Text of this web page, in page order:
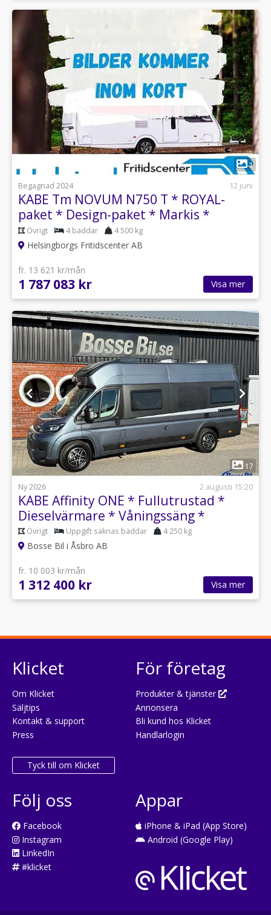
1
Begagnad 2024
12 juni
KABE Tm NOVUM N750 T * ROYAL-
paket * Design-paket * Markis *
Övrigt 4 bäddar 4 500 kg
Helsingborgs Fritidscenter AB
fr. 13 621 kr/mån
1 787 083 kr Visa mer
1
17
Ny 2026
2 augusti 15:20
KABE Affinity ONE * Fullutrustad *
Dieselvärmare * Våningssäng *
Övrigt Uppgift saknas bäddar 4 250 kg
Bosse Bil i Åsbro AB
fr. 10 003 kr/mån
1 312 400 kr Visa mer
Klicket
Om Klicket
Säljtips
Kontakt & support
Press
Tyck till om Klicket
För företag
Produkter & tjänster
Annonsera
Bli kund hos Klicket
Handlarlogin
Följ oss
Facebook
Instagram
LinkedIn
#klicket
Appar
iPhone & iPad (App Store)
Android (Google Play)